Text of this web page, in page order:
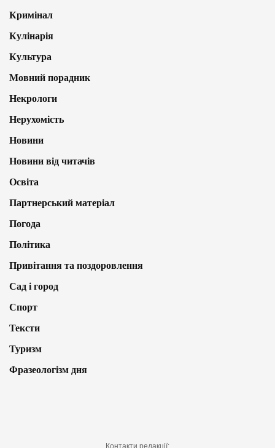
Кримінал
Кулінарія
Культура
Мовний порадник
Некрологи
Нерухомість
Новини
Новини від читачів
Освіта
Партнерський матеріал
Погода
Політика
Привітання та поздоровлення
Сад і город
Спорт
Тексти
Туризм
Фразеологізм дня
Контакти редакції: